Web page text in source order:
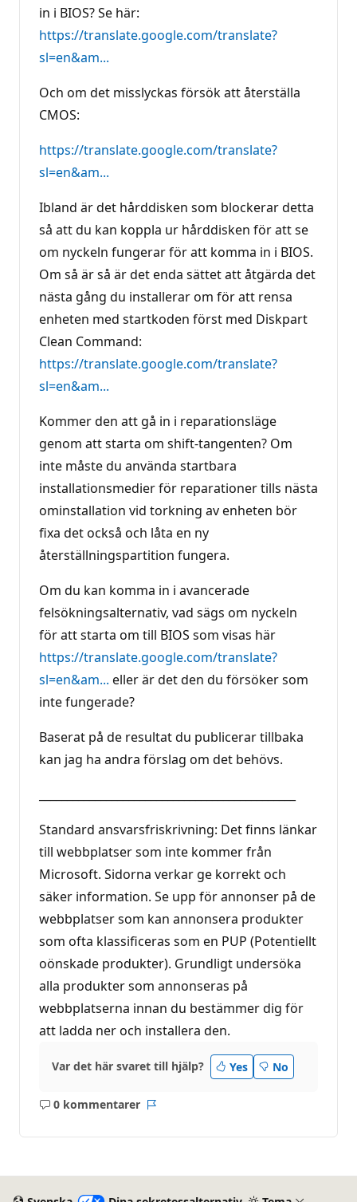
in i BIOS? Se här:
https://translate.google.com/translate?
sl=en&am...
Och om det misslyckas försök att återställa
CMOS:
https://translate.google.com/translate?
sl=en&am...
Ibland är det hårddisken som blockerar detta
så att du kan koppla ur hårddisken för att se
om nyckeln fungerar för att komma in i BIOS.
Om så är så är det enda sättet att åtgärda det
nästa gång du installerar om för att rensa
enheten med startkoden först med Diskpart
Clean Command:
https://translate.google.com/translate?
sl=en&am...
Kommer den att gå in i reparationsläge
genom att starta om shift-tangenten? Om
inte måste du använda startbara
installationsmedier för reparationer tills nästa
ominstallation vid torkning av enheten bör
fixa det också och låta en ny
återställningspartition fungera.
Om du kan komma in i avancerade
felsökningsalternativ, vad sägs om nyckeln
för att starta om till BIOS som visas här
https://translate.google.com/translate?
sl=en&am... eller är det den du försöker som
inte fungerade?
Baserat på de resultat du publicerar tillbaka
kan jag ha andra förslag om det behövs.
Standard ansvarsfriskrivning: Det finns länkar
till webbplatser som inte kommer från
Microsoft. Sidorna verkar ge korrekt och
säker information. Se upp för annonser på de
webbplatser som kan annonsera produkter
som ofta klassificeras som en PUP (Potentiellt
oönskade produkter). Grundligt undersöka
alla produkter som annonseras på
webbplatserna innan du bestämmer dig för
att ladda ner och installera den.
Var det här svaret till hjälp? Yes No
0 kommentarer
Inga